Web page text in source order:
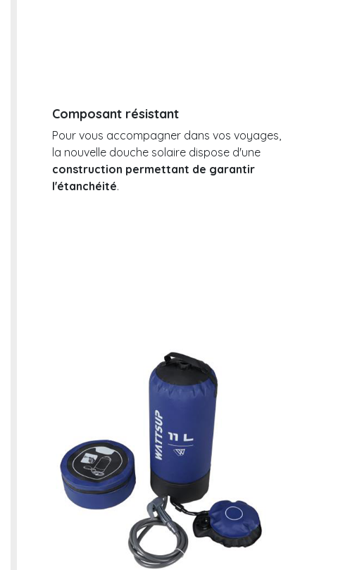
Composant résistant
Pour vous accompagner dans vos voyages,
la nouvelle douche solaire dispose d'une
construction permettant de garantir
l'étanchéité.